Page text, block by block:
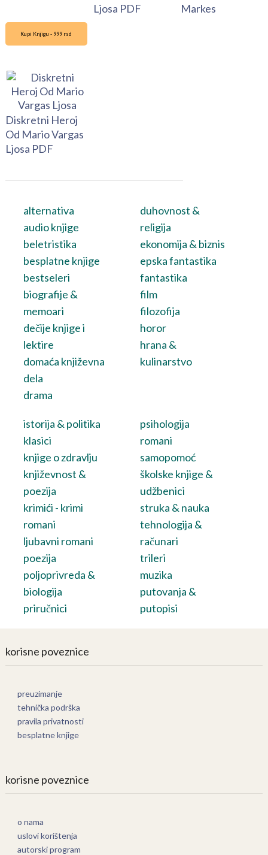
Ljosa PDF
Markes
Kupi Knjigu - 999 rsd
Diskretni Heroj
Od Mario Vargas
Ljosa PDF
alternativa
audio knjige
beletristika
besplatne knjige
bestseleri
biografije &
memoari
dečije knjige i
lektire
domaća književna
dela
drama
duhovnost &
religija
ekonomija & biznis
epska fantastika
fantastika
film
filozofija
horor
hrana &
kulinarstvo
istorija & politika
klasici
knjige o zdravlju
književnost &
poezija
krimići - krimi
romani
ljubavni romani
poezija
poljoprivreda &
biologija
priručnici
psihologija
romani
samopomoć
školske knjige &
udžbenici
struka & nauka
tehnologija &
računari
trileri
muzika
putovanja &
putopisi
korisne poveznice
preuzimanje
tehnička podrška
pravila privatnosti
besplatne knjige
korisne poveznice
o nama
uslovi korištenja
autorski program